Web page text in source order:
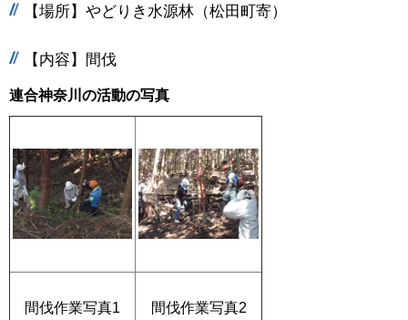
【場所】やどりき水源林（松田町寄）
【内容】間伐
連合神奈川の活動の写真
間伐作業写真1 間伐作業写真2